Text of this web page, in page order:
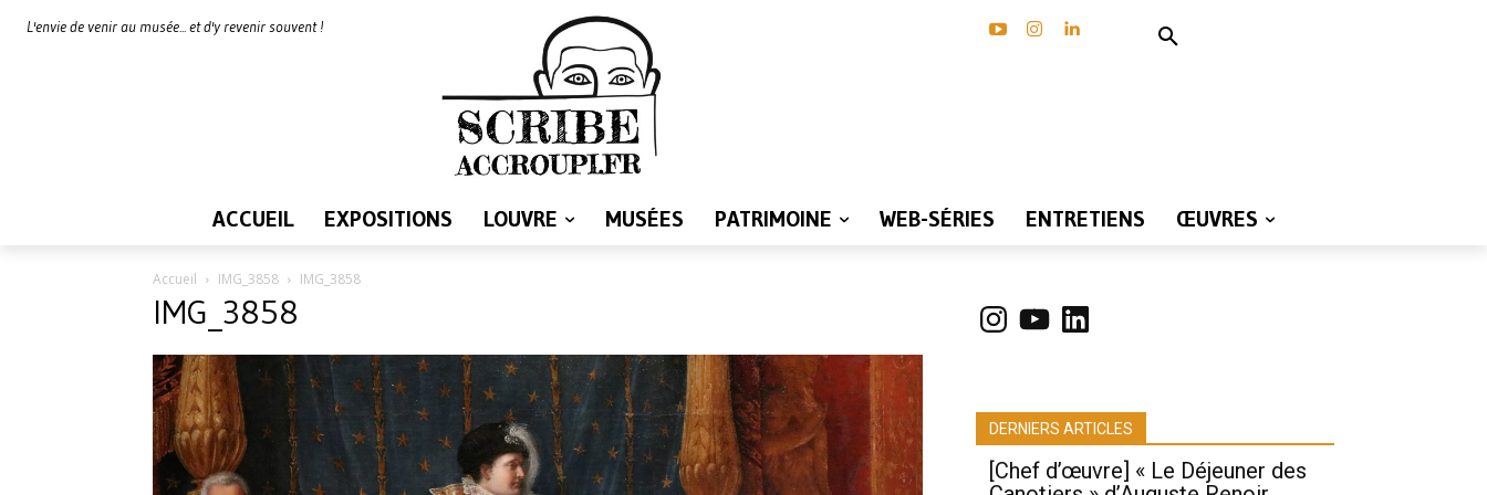
L'envie de venir au musée... et d'y revenir souvent !
ACCUEIL EXPOSITIONS LOUVRE MUSÉES PATRIMOINE WEB-SÉRIES ENTRETIENS ŒUVRES
Accueil IMG_3858 IMG_3858
IMG_3858 Instagram
YouTubeLinkedIn
DERNIERS ARTICLES
[Chef d’œuvre] « Le Déjeuner des